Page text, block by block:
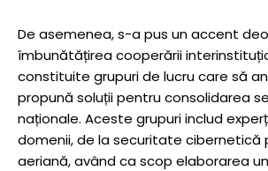
De asemenea, s-a pus un accent
îmbunătățirea cooperării
constituite grupuri de lucru care să
propună soluții pentru consolidarea
naționale. Aceste grupuri includ
domenii, de la securitate cibernetică
aeriană, având ca scop elaborarea